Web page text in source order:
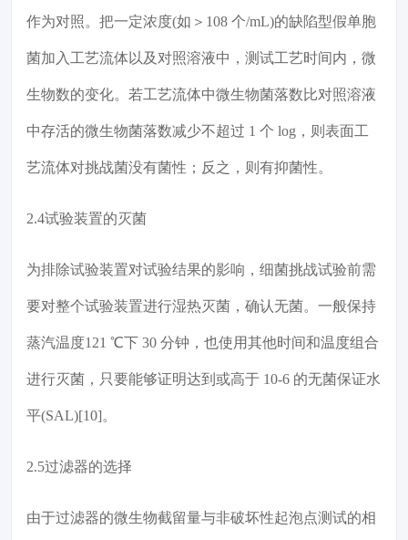
作为对照。把一定浓度(如＞108 个/mL)的缺陷型假单胞
菌加入工艺流体以及对照溶液中，测试工艺时间内，微
生物数的变化。若工艺流体中微生物菌落数比对照溶液
中存活的微生物菌落数减少不超过 1 个 log，则表面工
艺流体对挑战菌没有菌性；反之，则有抑菌性。
2.4试验装置的灭菌
为排除试验装置对试验结果的影响，细菌挑战试验前需
要对整个试验装置进行湿热灭菌，确认无菌。一般保持
蒸汽温度121 ℃下 30 分钟，也使用其他时间和温度组合
进行灭菌，只要能够证明达到或高于 10-6 的无菌保证水
平(SAL)[10]。
2.5过滤器的选择
由于过滤器的微生物截留量与非破坏性起泡点测试的相